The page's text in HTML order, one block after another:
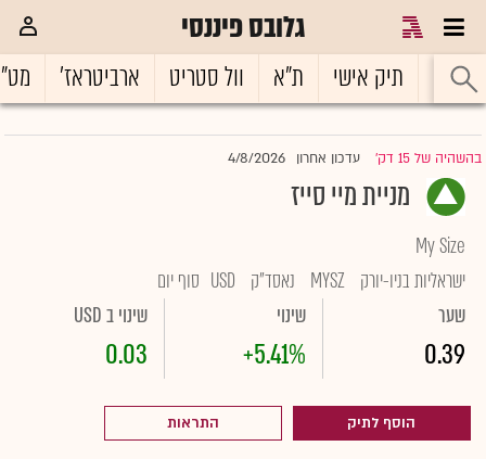
גלובס פיננסי
ראשי תיק אישי ת"א וול סטריט ארביטראז'
בהשהיה של 15 דק' |עדכון אחרון 4/8/2026
מניית מיי סייז
My Size
ישראליות בניו-יורק MYSZ נאסד"ק USD סוף יום
שער
0.39
שינוי
+5.41%
שינוי ב USD
0.03
הוסף לתיק התראות